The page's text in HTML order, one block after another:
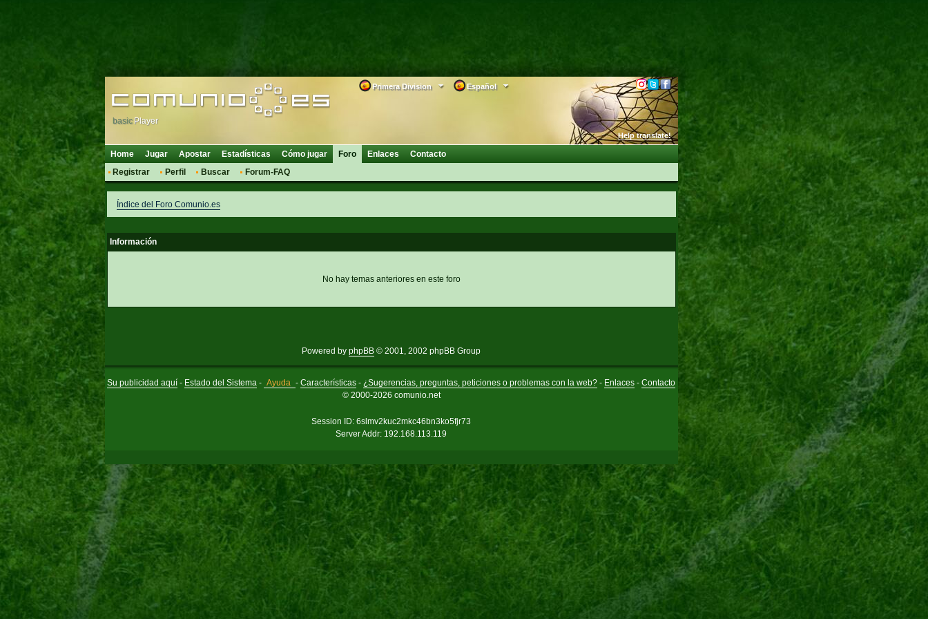
Español
Primera Division
Help translate!
basic Player
Home Jugar Apostar Estadísticas Cómo jugar
Foro
Registrar
Perfil Buscar Forum-FAQ
Enlaces Contacto
Índice del Foro Comunio.es
Información
No hay temas anteriores en este foro
Powered by phpBB © 2001, 2002 phpBB Group
Su publicidad aquí - Estado del Sistema - Ayuda - Características- ¿Sugerencias, preguntas, peticiones o problemas con la web?- Enlaces- Contacto
© 2000-2026 comunio.net
Session ID: 6slmv2kuc2mkc46bn3ko5fjr73
Server Addr: 192.168.113.119